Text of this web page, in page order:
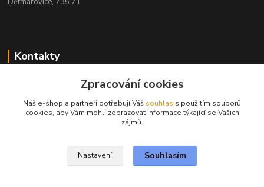
Kontakty
+420 731 444 327
obchod@volak.net
Zpracování cookies
Náš e-shop a partneři potřebují Váš souhlas s použitím souborů
cookies, aby Vám mohli zobrazovat informace týkající se Vašich
zájmů.
Nastavení Souhlasím